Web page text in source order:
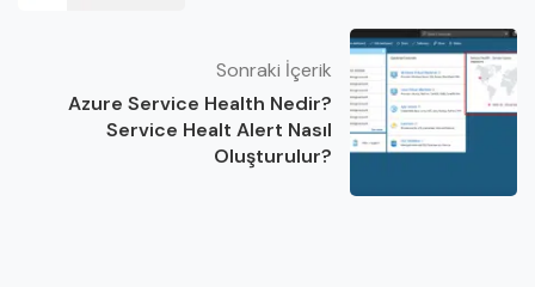
Sonraki İçerik
Azure Service Health Nedir?
Service Healt Alert Nasıl
Oluşturulur?